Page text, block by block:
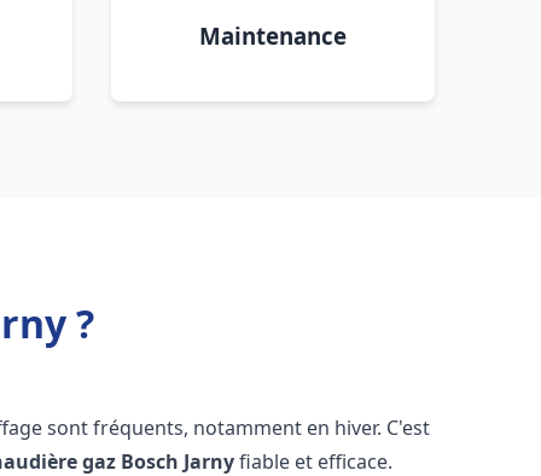
Maintenance
?
sont fréquents, notamment en hiver. C'est
gaz Bosch Jarnyfiable et efficace.